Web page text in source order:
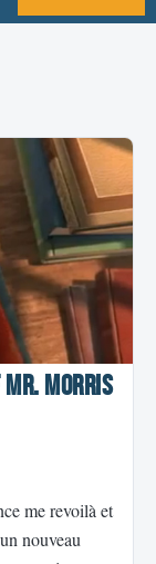
Mr. Morris
me revoilà et
nouveau